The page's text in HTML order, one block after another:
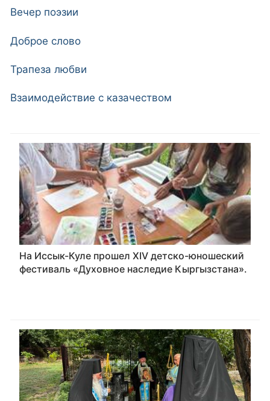
Вечер поэзии
Доброе слово
Трапеза любви
Взаимодействие с казачеством
На Иссык-Куле прошел XIV детско-юношеский
фестиваль «Духовное наследие Кыргызстана».